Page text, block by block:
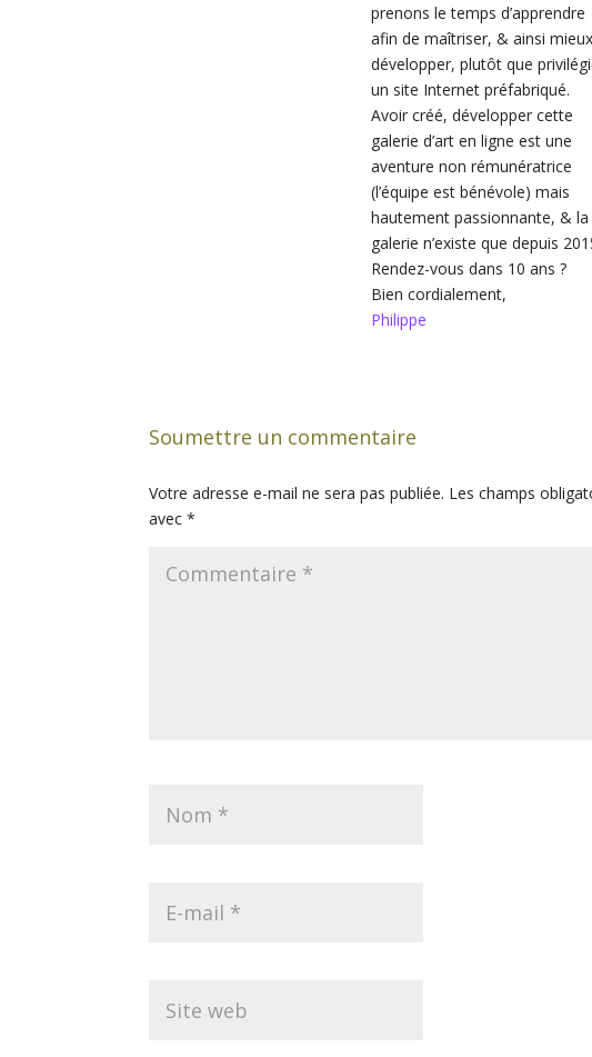
prenons le temps d’apprendre
afin de maîtriser, & ainsi mieux
développer, plutôt que
un site Internet préfabriqué.
Avoir créé, développer cette
galerie d’art en ligne est une
aventure non rémunératrice
(l’équipe est bénévole) mais
hautement passionnante, & la
galerie n’existe que depuis
Rendez-vous dans 10 ans ?
Bien cordialement,
Philippe
Soumettre un commentaire
Votre adresse e-mail ne sera pas publiée. Les champs
avec*